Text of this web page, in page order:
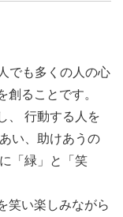
でも多くの人の心
ることです。
、 行動する人を
い、助けあうの
「緑」と「笑
笑い楽しみながら